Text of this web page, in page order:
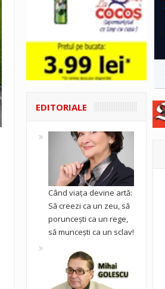
EDITORIALE
Când viața devine artă:
Să creezi ca un zeu, să
poruncești ca un rege,
să muncești ca un sclav!